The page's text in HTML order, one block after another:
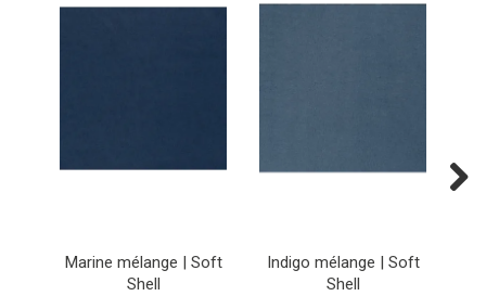
Marine mélange | Soft
Shell
Indigo mélange | Soft
Shell